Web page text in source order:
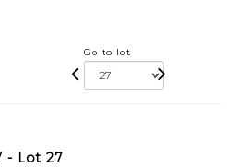
Go to lot
- Lot 27